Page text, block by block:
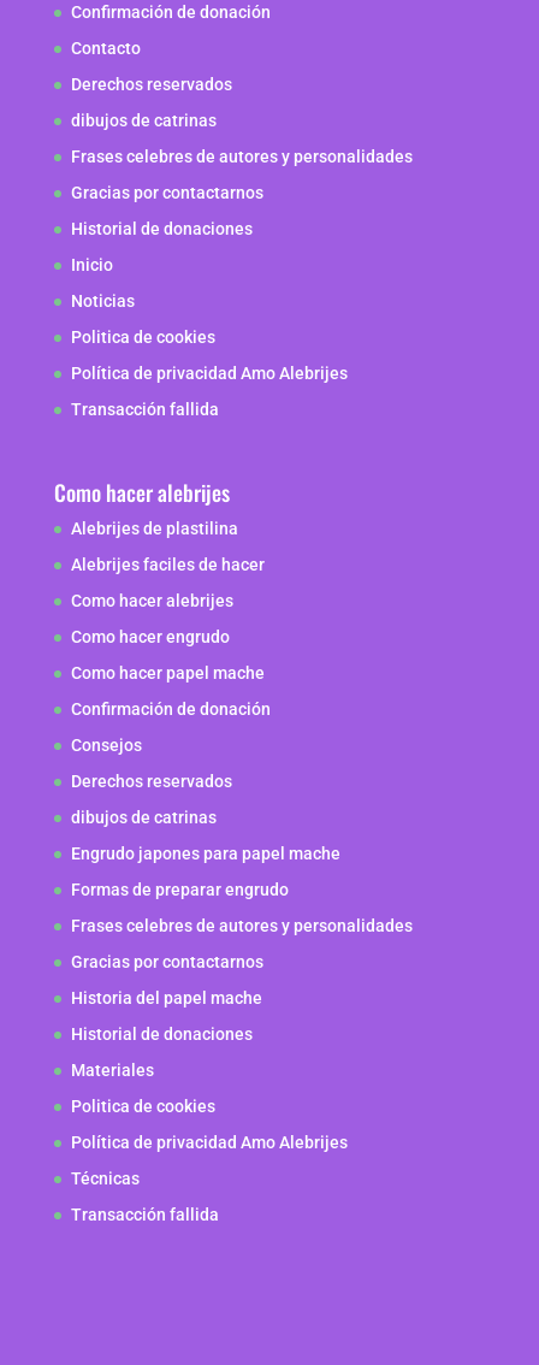
Confirmación de donación
Contacto
Derechos reservados
dibujos de catrinas
Frases celebres de autores y personalidades
Gracias por contactarnos
Historial de donaciones
Inicio
Noticias
Politica de cookies
Política de privacidad Amo Alebrijes
Transacción fallida
Como hacer alebrijes
Alebrijes de plastilina
Alebrijes faciles de hacer
Como hacer alebrijes
Como hacer engrudo
Como hacer papel mache
Confirmación de donación
Consejos
Derechos reservados
dibujos de catrinas
Engrudo japones para papel mache
Formas de preparar engrudo
Frases celebres de autores y personalidades
Gracias por contactarnos
Historia del papel mache
Historial de donaciones
Materiales
Politica de cookies
Política de privacidad Amo Alebrijes
Técnicas
Transacción fallida